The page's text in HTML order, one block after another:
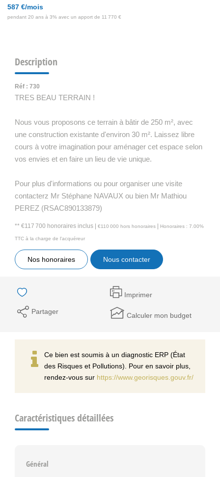
587 €/mois
pendant 20 ans à 3% avec un apport de 11 770 €
Description
Réf : 730
TRES BEAU TERRAIN !
Nous vous proposons ce terrain à bâtir de 250 m², avec
une construction existante d'environ 30 m². Laissez libre
cours à votre imagination pour aménager cet espace selon
vos envies et en faire un lieu de vie unique.
Pour plus d'informations ou pour organiser une visite
contacterz Mr Stéphane NAVAUX ou bien Mr Mathiou
PEREZ (RSAC890133879)
** €117 700 honoraires inclus | €110 000 hors honoraires | Honoraires : 7.00%
TTC à la charge de l'acquéreur
Nos honoraires Nous contacter
Imprimer
Partager Calculer mon budget
Ce bien est soumis à un diagnostic ERP (État
des Risques et Pollutions). Pour en savoir plus,
rendez-vous sur https://www.georisques.gouv.fr/
Caractéristiques détaillées
Général